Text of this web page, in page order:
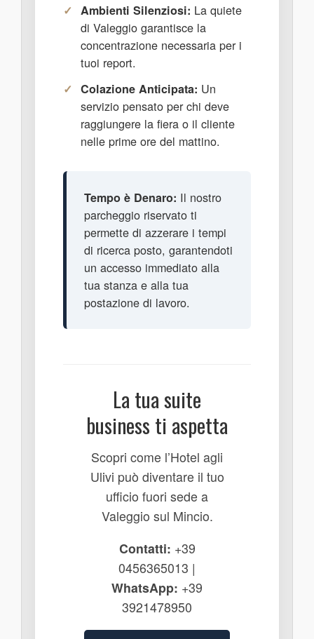
Ambienti Silenziosi: La quiete
di Valeggio garantisce la
concentrazione necessaria per i
tuoi report.
Colazione Anticipata: Un
servizio pensato per chi deve
raggiungere la fiera o il cliente
nelle prime ore del mattino.
Tempo è Denaro: Il nostro
parcheggio riservato ti
permette di azzerare i tempi
di ricerca posto, garantendoti
un accesso immediato alla
tua stanza e alla tua
postazione di lavoro.
La tua suite
business ti aspetta
Scopri come l’Hotel agli
Ulivi può diventare il tuo
ufficio fuori sede a
Valeggio sul Mincio.
Contatti: +39
0456365013 |
WhatsApp: +39
3921478950